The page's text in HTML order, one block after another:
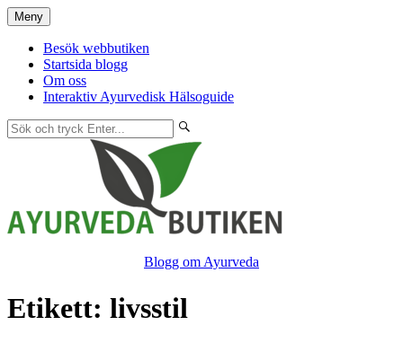
Hoppa
till
innehåll
Meny
Besök webbutiken
Startsida blogg
Om oss
Interaktiv Ayurvedisk Hälsoguide
Blogg om Ayurveda
Etikett: livsstil